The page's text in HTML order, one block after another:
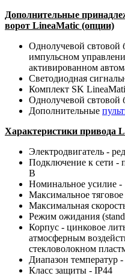
Дополнительные
ворот LineaMatic (опции)
Однолучевой свтовой
импульсном
активированном
Светодиодная
Комплект SK
Однолучевой свтовой
Дополнительные
Характеристики привода
Электродвигатель -
Подключение к сети -
В
Номинальное усилие -
Максимальное
Максимальная
Режим ожидания
Корпус - цинковое
атмосферным
стекловолокном
Диапазон температур
Класс защиты - IP44